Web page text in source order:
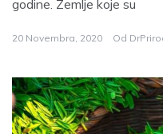
godine. Zemlje koje su
20 Novembra, 2020 Od